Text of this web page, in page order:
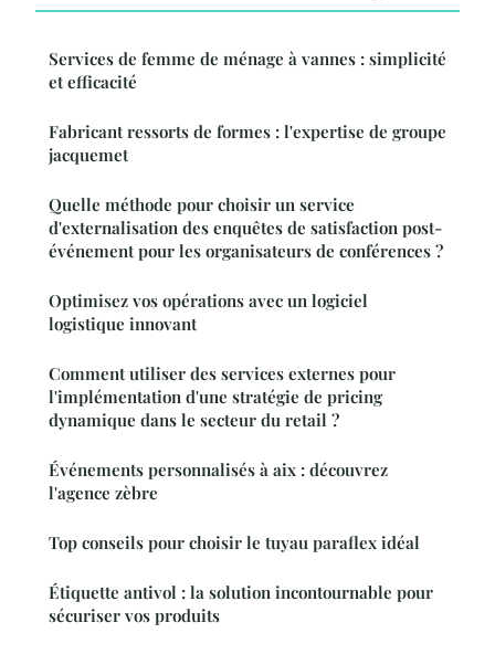
Services de femme de ménage à vannes : simplicité
et efficacité
Fabricant ressorts de formes : l'expertise de groupe
jacquemet
Quelle méthode pour choisir un service
d'externalisation des enquêtes de satisfaction post-
événement pour les organisateurs de conférences ?
Optimisez vos opérations avec un logiciel
logistique innovant
Comment utiliser des services externes pour
l'implémentation d'une stratégie de pricing
dynamique dans le secteur du retail ?
Événements personnalisés à aix : découvrez
l'agence zèbre
Top conseils pour choisir le tuyau paraflex idéal
Étiquette antivol : la solution incontournable pour
sécuriser vos produits